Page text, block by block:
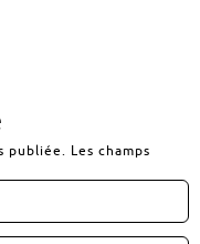
publiée. Les champs